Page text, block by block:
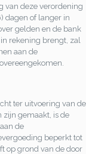
van deze verordening
dagen of langer in
gelden en de bank
rekening brengt, zal
aan de
ter uitvoering van de
zijn gemaakt, is de
de
beperkt tot
op grond van de door